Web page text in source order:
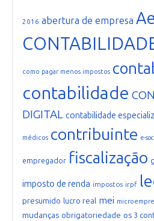
2016 abertura de empresa
como pagar menos impostos
contabilidade
DIGITAL contabilidade
médicos contribuinte e-
empregador fiscalização
imposto de renda impostos irpf
presumido lucro real mei
mudanças obrigatoriedade os 3